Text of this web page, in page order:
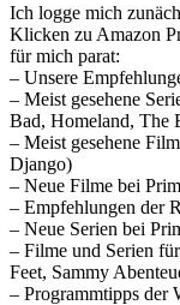
Ich logge mich
Klicken zu Amazon
für mich parat:
– Unsere
– Meist gesehene
Bad, Homeland, The
– Meist gesehene
Django)
– Neue Filme bei
– Empfehlungen der
– Neue Serien bei
– Filme und Serien
Feet, Sammy
– Programmtipps der